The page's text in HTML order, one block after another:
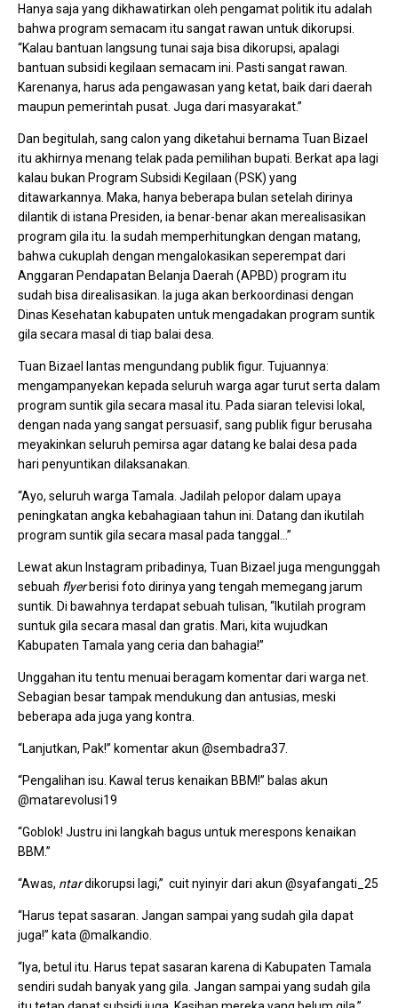
Hanya saja yang dikhawatirkan oleh pengamat politik itu adalah
bahwa program semacam itu sangat rawan untuk dikorupsi.
“Kalau bantuan langsung tunai saja bisa dikorupsi, apalagi
bantuan subsidi kegilaan semacam ini. Pasti sangat rawan.
Karenanya, harus ada pengawasan yang ketat, baik dari daerah
maupun pemerintah pusat. Juga dari masyarakat.”
Dan begitulah, sang calon yang diketahui bernama Tuan Bizael
itu akhirnya menang telak pada pemilihan bupati. Berkat apa lagi
kalau bukan Program Subsidi Kegilaan (PSK) yang
ditawarkannya. Maka, hanya beberapa bulan setelah dirinya
dilantik di istana Presiden, ia benar-benar akan merealisasikan
program gila itu. Ia sudah memperhitungkan dengan matang,
bahwa cukuplah dengan mengalokasikan seperempat dari
Anggaran Pendapatan Belanja Daerah (APBD) program itu
sudah bisa direalisasikan. Ia juga akan berkoordinasi dengan
Dinas Kesehatan kabupaten untuk mengadakan program suntik
gila secara masal di tiap balai desa.
Tuan Bizael lantas mengundang publik figur. Tujuannya:
mengampanyekan kepada seluruh warga agar turut serta dalam
program suntik gila secara masal itu. Pada siaran televisi lokal,
dengan nada yang sangat persuasif, sang publik figur berusaha
meyakinkan seluruh pemirsa agar datang ke balai desa pada
hari penyuntikan dilaksanakan.
“Ayo, seluruh warga Tamala. Jadilah pelopor dalam upaya
peningkatan angka kebahagiaan tahun ini. Datang dan ikutilah
program suntik gila secara masal pada tanggal…”
Lewat akun Instagram pribadinya, Tuan Bizael juga mengunggah
sebuah flyerberisi foto dirinya yang tengah memegang jarum
suntik. Di bawahnya terdapat sebuah tulisan, “Ikutilah program
suntuk gila secara masal dan gratis. Mari, kita wujudkan
Kabupaten Tamala yang ceria dan bahagia!”
Unggahan itu tentu menuai beragam komentar dari warga net.
Sebagian besar tampak mendukung dan antusias, meski
beberapa ada juga yang kontra.
“Lanjutkan, Pak!” komentar akun @sembadra37.
“Pengalihan isu. Kawal terus kenaikan BBM!” balas akun
@matarevolusi19
“Goblok! Justru ini langkah bagus untuk merespons kenaikan
BBM.”
“Awas, ntardikorupsi lagi,” cuit nyinyir dari akun @syafangati_25
“Harus tepat sasaran. Jangan sampai yang sudah gila dapat
juga!” kata @malkandio.
“Iya, betul itu. Harus tepat sasaran karena di Kabupaten Tamala
sendiri sudah banyak yang gila. Jangan sampai yang sudah gila